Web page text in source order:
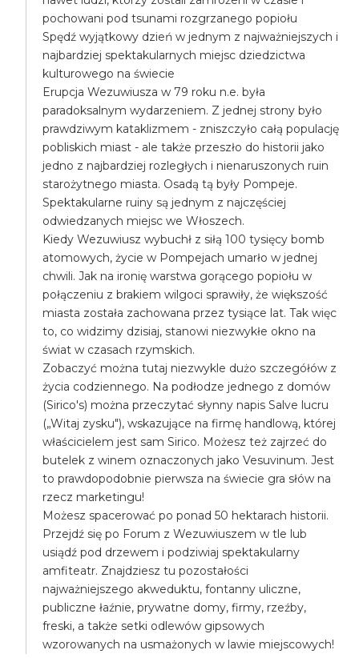
pochowani pod tsunami rozgrzanego popiołu
Spędź wyjątkowy dzień w jednym z najważniejszych i
najbardziej spektakularnych miejsc dziedzictwa
kulturowego na świecie
Erupcja Wezuwiusza w 79 roku n.e. była
paradoksalnym wydarzeniem. Z jednej strony było
prawdziwym kataklizmem - zniszczyło całą populację
pobliskich miast - ale także przeszło do historii jako
jedno z najbardziej rozległych i nienaruszonych ruin
starożytnego miasta. Osadą tą były Pompeje.
Spektakularne ruiny są jednym z najczęściej
odwiedzanych miejsc we Włoszech.
Kiedy Wezuwiusz wybuchł z siłą 100 tysięcy bomb
atomowych, życie w Pompejach umarło w jednej
chwili. Jak na ironię warstwa gorącego popiołu w
połączeniu z brakiem wilgoci sprawiły, że większość
miasta została zachowana przez tysiące lat. Tak więc
to, co widzimy dzisiaj, stanowi niezwykłe okno na
świat w czasach rzymskich.
Zobaczyć można tutaj niezwykle dużo szczegółów z
życia codziennego. Na podłodze jednego z domów
(Sirico's) można przeczytać słynny napis Salve lucru
(„Witaj zysku"), wskazujące na firmę handlową, której
właścicielem jest sam Sirico. Możesz też zajrzeć do
butelek z winem oznaczonych jako Vesuvinum. Jest
to prawdopodobnie pierwsza na świecie gra słów na
rzecz marketingu!
Możesz spacerować po ponad 50 hektarach historii.
Przejdź się po Forum z Wezuwiuszem w tle lub
usiądź pod drzewem i podziwiaj spektakularny
amfiteatr. Znajdziesz tu pozostałości
najważniejszego akweduktu, fontanny uliczne,
publiczne łaźnie, prywatne domy, firmy, rzeźby,
freski, a także setki odlewów gipsowych
wzorowanych na usmażonych w lawie miejscowych!